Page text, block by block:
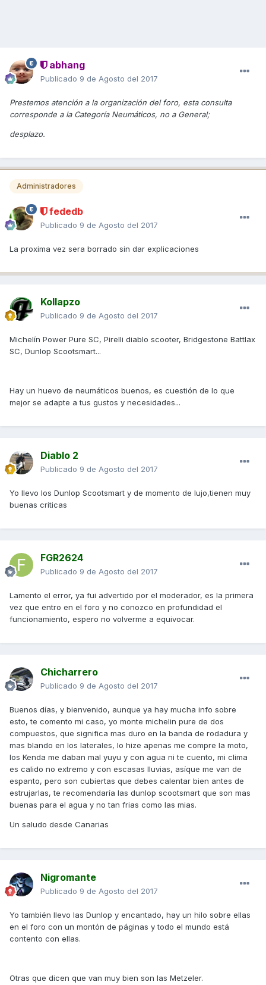
abhang
Publicado 9 de Agosto del 2017
Prestemos atención a la organización del foro, esta consulta
corresponde a la Categoría Neumáticos, no a General;
desplazo.
Administradores
fededb
Publicado 9 de Agosto del 2017
La proxima vez sera borrado sin dar explicaciones
Kollapzo
Publicado 9 de Agosto del 2017
Michelín Power Pure SC, Pirelli diablo scooter, Bridgestone Battlax
SC, Dunlop Scootsmart...
Hay un huevo de neumáticos buenos, es cuestión de lo que
mejor se adapte a tus gustos y necesidades...
Diablo 2
Publicado 9 de Agosto del 2017
Yo llevo los Dunlop Scootsmart y de momento de lujo,tienen muy
buenas criticas
FGR2624
Publicado 9 de Agosto del 2017
Lamento el error, ya fui advertido por el moderador, es la primera
vez que entro en el foro y no conozco en profundidad el
funcionamiento, espero no volverme a equivocar.
Chicharrero
Publicado 9 de Agosto del 2017
Buenos días, y bienvenido, aunque ya hay mucha info sobre
esto, te comento mi caso, yo monte michelin pure de dos
compuestos, que significa mas duro en la banda de rodadura y
mas blando en los laterales, lo hize apenas me compre la moto,
los Kenda me daban mal yuyu y con agua ni te cuento, mi clima
es calido no extremo y con escasas lluvias, asíque me van de
espanto, pero son cubiertas que debes calentar bien antes de
estrujarlas, te recomendaría las dunlop scootsmart que son mas
buenas para el agua y no tan frias como las mias.
Un saludo desde Canarias
Nigromante
Publicado 9 de Agosto del 2017
Yo también llevo las Dunlop y encantado, hay un hilo sobre ellas
en el foro con un montón de páginas y todo el mundo está
contento con ellas.
Otras que dicen que van muy bien son las Metzeler.